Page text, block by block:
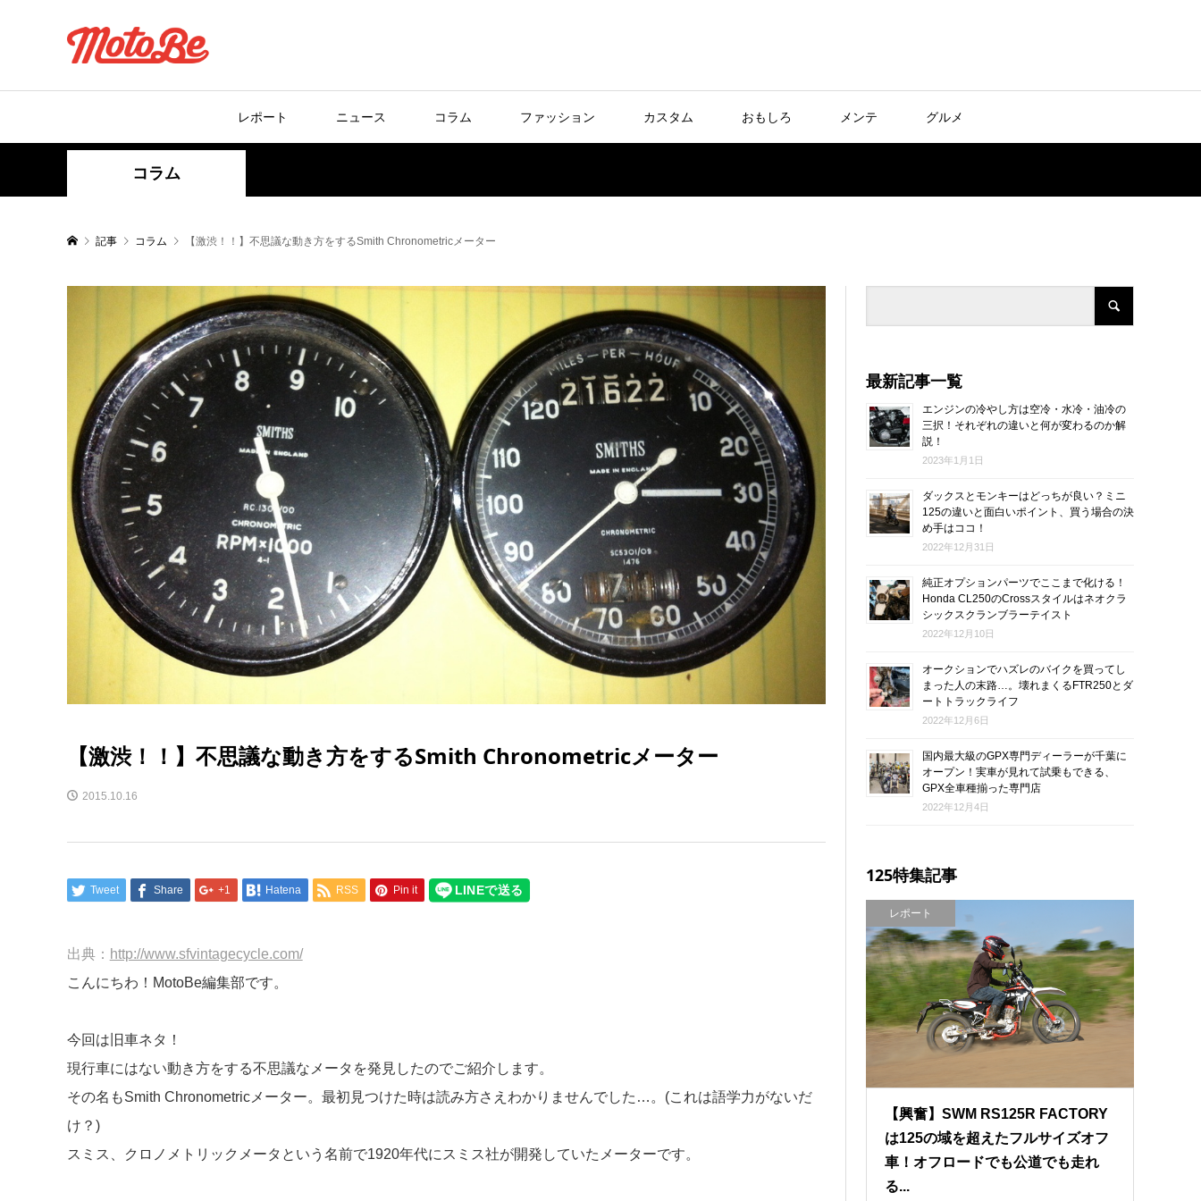
レポート ニュース コラム ファッション カスタム おもしろ メンテ グルメ
コラム
記事 コラム 【激渋！！】不思議な動き方をするSmith Chronometricメーター
【激渋！！】不思議な動き方をするSmith Chronometricメーター
2015.10.16
Tweet Share +1 Hatena RSS Pin it
出典： http://www.sfvintagecycle.com/
こんにちわ！MotoBe編集部です。
今回は旧車ネタ！
現行車にはない動き方をする不思議なメータを発見したのでご紹介します。
その名もSmith Chronometricメーター。最初見つけた時は読み方さえわかりませんでした…。(これは語学力がないだ
け？)
スミス、クロノメトリックメータという名前で1920年代にスミス社が開発していたメーターです。
最新記事一覧
エンジンの冷やし方は空冷・水冷・油冷の
三択！それぞれの違いと何が変わるのか解
説！
2023年1月1日
ダックスとモンキーはどっちが良い？ミニ
125の違いと面白いポイント、買う場合の決
め手はココ！
2022年12月31日
純正オプションパーツでここまで化ける！
Honda CL250のCrossスタイルはネオクラ
シックスクランブラーテイスト
2022年12月10日
オークションでハズレのバイクを買ってし
まった人の末路…。壊れまくるFTR250とダ
ートトラックライフ
2022年12月6日
国内最大級のGPX専門ディーラーが千葉に
オープン！実車が見れて試乗もできる、
GPX全車種揃った専門店
2022年12月4日
125特集記事
レポート
【興奮】SWM RS125R FACTORY
は125の域を超えたフルサイズオフ
車！オフロードでも公道でも走れ
る...